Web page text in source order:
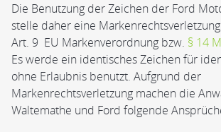
Die Benutzung der Zeichen der Ford
stelle daher eine
Art. 9 EU Markenverordnung bzw. § 14
Es werde ein identisches Zeichen für
ohne Erlaubnis benutzt. Aufgrund der
Markenrechtsverletzung machen die
Waltemathe und Ford folgende